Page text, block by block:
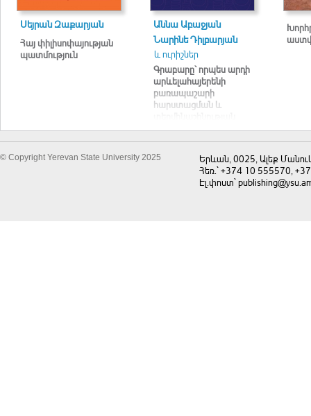
Սեյրան Զաքարյան
Հայ փիլիսոփայության
պատմություն
Աննա Աբաջյան
Նարինե Դիլբարյան
և ուրիշներ
Գրաբարը՝ որպես արդի
արևելահայերենի
բառապաշարի
հարստացման և
աղբյուր
© Copyright Yerevan State University 2025
Երևան, 0025, Ալեք
Հեռ.` +374 10 555570,
Էլ.փոստ`